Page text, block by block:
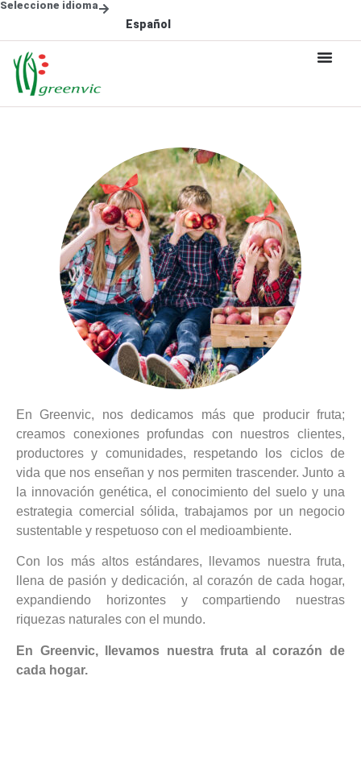
Seleccione idioma
Español
En Greenvic, nos dedicamos más que producir fruta;
creamos conexiones profundas con nuestros clientes,
productores y comunidades, respetando los ciclos de
vida que nos enseñan y nos permiten trascender. Junto a
la innovación genética, el conocimiento del suelo y una
estrategia comercial sólida, trabajamos por un negocio
sustentable y respetuoso con el medioambiente.
Con los más altos estándares, llevamos nuestra fruta,
llena de pasión y dedicación, al corazón de cada hogar,
expandiendo horizontes y compartiendo nuestras
riquezas naturales con el mundo.
En Greenvic, llevamos nuestra fruta al corazón de
cada hogar.